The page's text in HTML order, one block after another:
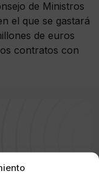
de Ministros
el que se gastará
de euros
contratos con